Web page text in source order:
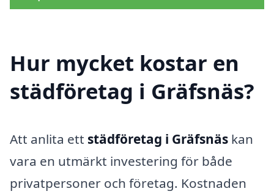
Hur mycket kostar en
städföretag i Gräfsnäs?
Att anlita ett städföretag i Gräfsnäs kan
vara en utmärkt investering för både
privatpersoner och företag. Kostnaden